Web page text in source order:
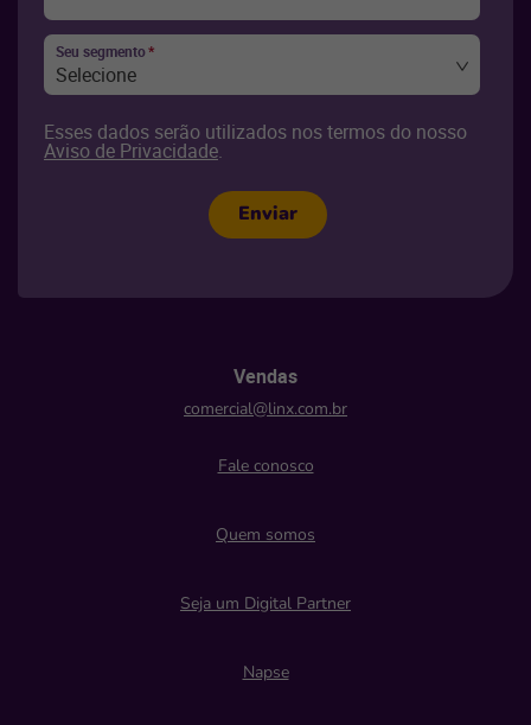
Seu segmento*
Selecione
Esses dados serão utilizados nos termos do nosso
Aviso de Privacidade.
Enviar
Vendas
comercial@linx.com.br
Fale conosco
Quem somos
Seja um Digital Partner
Napse